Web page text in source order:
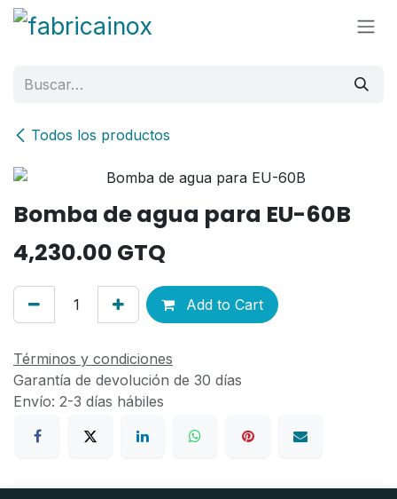
Ir al contenido
Todos los productos
Bomba de agua para EU-60B
4,230.00 GTQ
Add to Cart
Términos y condiciones
Garantía de devolución de 30 días
Envío: 2-3 días hábiles